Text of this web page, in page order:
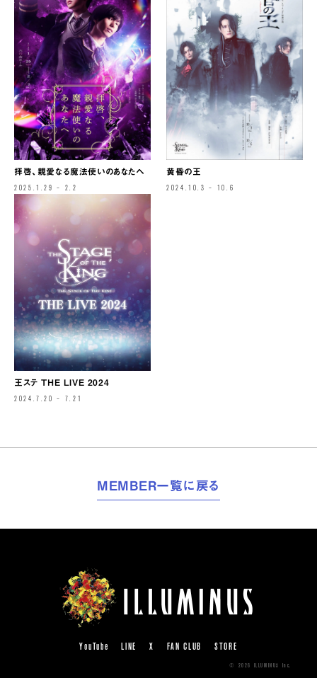
拝啓、親愛なる魔法使いのあなたへ
2025.1.29 – 2.2
黄昏の王
2024.10.3 – 10.6
王ステ THE LIVE 2024
2024.7.20 – 7.21
MEMBER一覧に戻る
YouTube LINE X FAN CLUB STORE
© 2026 ILLUMINUS Inc.